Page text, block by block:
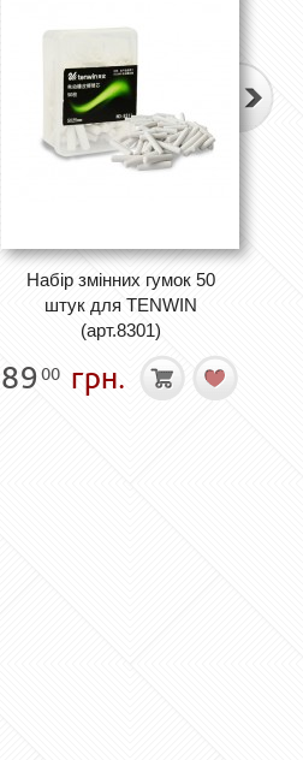
Набір змінних гумок 50
штук для TENWIN
(арт.8301)
8900 грн.